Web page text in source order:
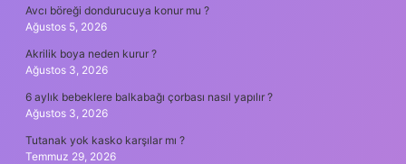
Avcı böreği dondurucuya konur mu ?
Ağustos 5, 2026
Akrilik boya neden kurur ?
Ağustos 3, 2026
6 aylık bebeklere balkabağı çorbası nasıl yapılır ?
Ağustos 3, 2026
Tutanak yok kasko karşılar mı ?
Temmuz 29, 2026